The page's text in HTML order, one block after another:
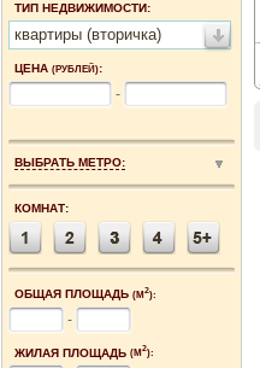
ТИП НЕДВИЖИМОСТИ:
квартиры (вторичка)
ЦЕНА (РУБЛЕЙ):
-
ВЫБРАТЬ МЕТРО:
КОМНАТ:
ОБЩАЯ ПЛОЩАДЬ (М2):
-
ЖИЛАЯ ПЛОЩАДЬ (М2):